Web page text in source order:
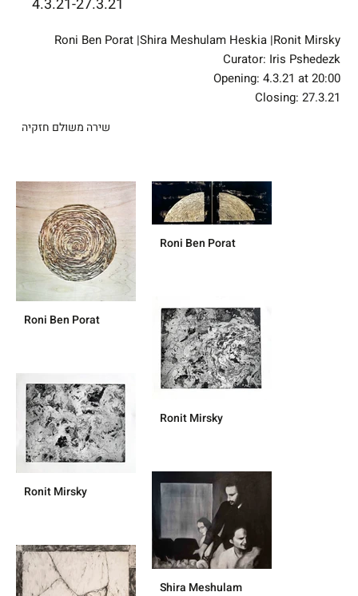
שירה משולם חזקיה
Roni Ben Porat |Shira Meshulam Heskia |Ronit Mirsky
Curator: Iris Pshedezk
Opening: 4.3.21 at 20:00
Closing: 27.3.21
Roni Ben Porat
Roni Ben Porat
Ronit Mirsky
Ronit Mirsky
Shira Meshulam